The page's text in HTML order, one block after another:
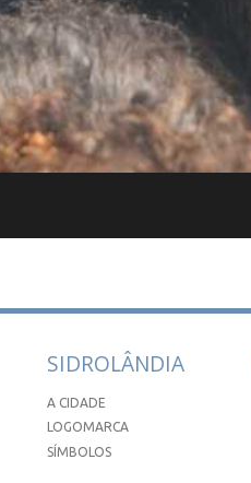
SIDROLÂNDIA
A CIDADE
LOGOMARCA
SÍMBOLOS